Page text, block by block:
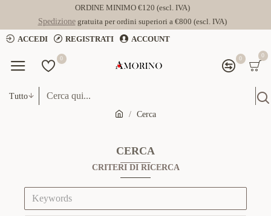
ORDINE MINIMO €120 (escl. IVA)
Spedizionegratuita per ordini superiori a €800 (escl. IVA)
ACCEDI
REGISTRATI ACCOUNT
0 0 0
Tutto
Cerca
CERCA
CRITERI DI RICERCA